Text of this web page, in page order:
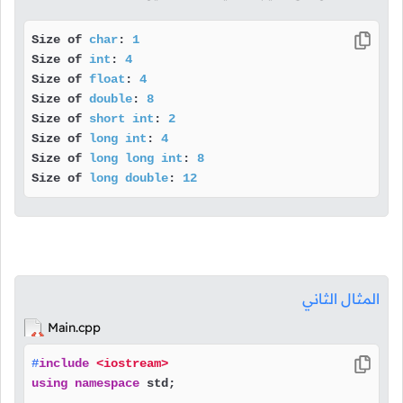
Size of char: 1
Size of int : 4
Size of float : 4
Size of double: 8
Size of short int : 2
Size of long int : 4
Size of long long int : 8
Size of long double: 12
المثال الثاني
Main.cpp
#include <iostream>
using namespace std;